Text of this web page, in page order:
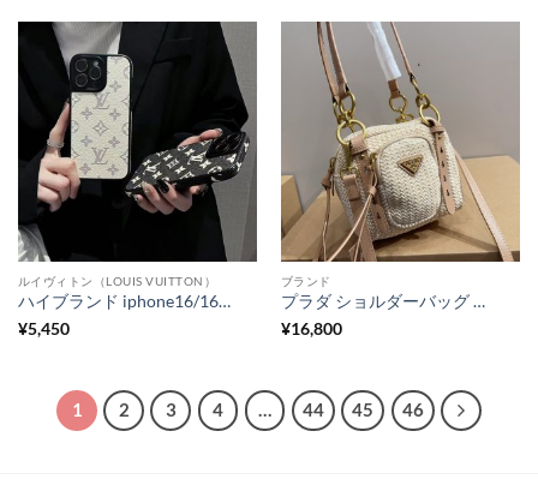
ルイヴィトン（LOUIS VUITTON）
ハイブランド iphone16/16pro ケース 大人可愛い ルイ ヴィトン 携帯 ケース iphone15pro ヴィトン風 iphone14/13 ケース お揃い おしゃれ
¥5,450
ブランド
プラダ ショルダーバッグ 小脇バッグ 編み込み ショルダー バッグ 可愛い 韓国 編み バッグ 夏 prada の ショルダー バッグ レディース
¥16,800
1 2 3 4 … 44 45 46